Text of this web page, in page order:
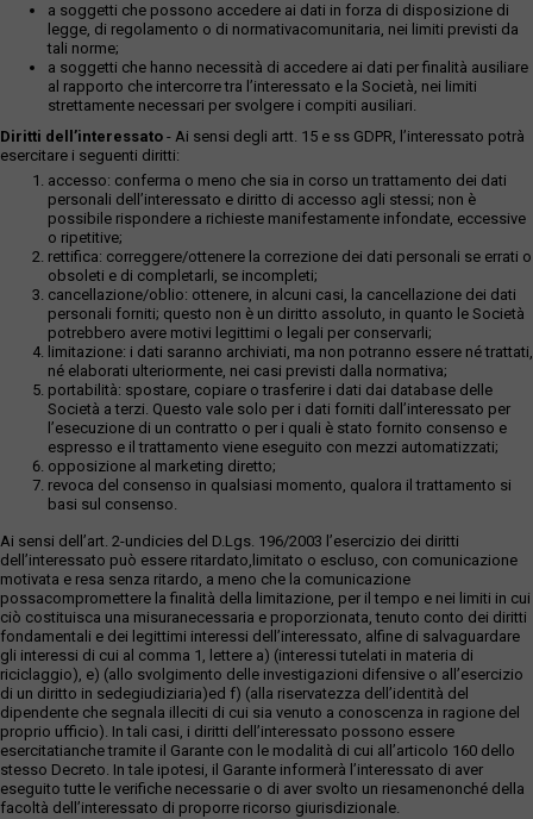
a soggetti che possono accedere ai dati in forza di disposizione di
legge, di regolamento o di normativacomunitaria, nei limiti previsti da
tali norme;
a soggetti che hanno necessità di accedere ai dati per finalità ausiliare
al rapporto che intercorre tra l’interessato e la Società, nei limiti
strettamente necessari per svolgere i compiti ausiliari.
Diritti dell’interessato - Ai sensi degli artt. 15 e ss GDPR, l’interessato potrà
esercitare i seguenti diritti:
accesso: conferma o meno che sia in corso un trattamento dei dati
personali dell’interessato e diritto di accesso agli stessi; non è
possibile rispondere a richieste manifestamente infondate, eccessive
o ripetitive;
rettifica: correggere/ottenere la correzione dei dati personali se errati o
obsoleti e di completarli, se incompleti;
cancellazione/oblio: ottenere, in alcuni casi, la cancellazione dei dati
personali forniti; questo non è un diritto assoluto, in quanto le Società
potrebbero avere motivi legittimi o legali per conservarli;
limitazione: i dati saranno archiviati, ma non potranno essere né trattati,
né elaborati ulteriormente, nei casi previsti dalla normativa;
portabilità: spostare, copiare o trasferire i dati dai database delle
Società a terzi. Questo vale solo per i dati forniti dall’interessato per
l’esecuzione di un contratto o per i quali è stato fornito consenso e
espresso e il trattamento viene eseguito con mezzi automatizzati;
opposizione al marketing diretto;
revoca del consenso in qualsiasi momento, qualora il trattamento si
basi sul consenso.
Ai sensi dell’art. 2-undicies del D.Lgs. 196/2003 l’esercizio dei diritti
dell’interessato può essere ritardato,limitato o escluso, con comunicazione
motivata e resa senza ritardo, a meno che la comunicazione
possacompromettere la finalità della limitazione, per il tempo e nei limiti in cui
ciò costituisca una misuranecessaria e proporzionata, tenuto conto dei diritti
fondamentali e dei legittimi interessi dell’interessato, alfine di salvaguardare
gli interessi di cui al comma 1, lettere a) (interessi tutelati in materia di
riciclaggio), e) (allo svolgimento delle investigazioni difensive o all’esercizio
di un diritto in sedegiudiziaria)ed f) (alla riservatezza dell’identità del
dipendente che segnala illeciti di cui sia venuto a conoscenza in ragione del
proprio ufficio). In tali casi, i diritti dell’interessato possono essere
esercitatianche tramite il Garante con le modalità di cui all’articolo 160 dello
stesso Decreto. In tale ipotesi, il Garante informerà l’interessato di aver
eseguito tutte le verifiche necessarie o di aver svolto un riesamenonché della
facoltà dell’interessato di proporre ricorso giurisdizionale.